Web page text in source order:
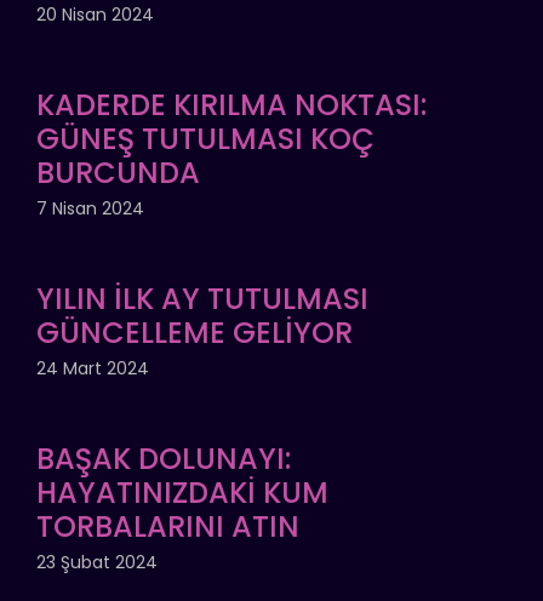
20 Nisan 2024
KADERDE KIRILMA NOKTASI:
GÜNEŞ TUTULMASI KOÇ
BURCUNDA
7 Nisan 2024
YILIN İLK AY TUTULMASI
GÜNCELLEME GELİYOR
24 Mart 2024
BAŞAK DOLUNAYI:
HAYATINIZDAKİ KUM
TORBALARINI ATIN
23 Şubat 2024